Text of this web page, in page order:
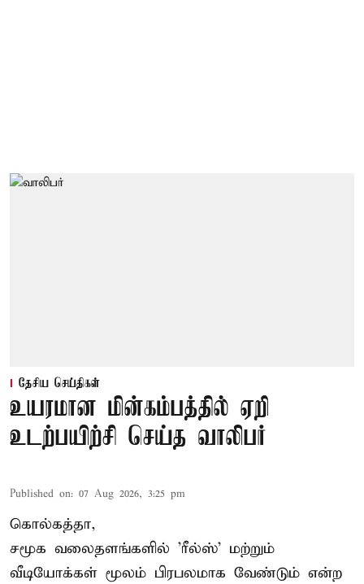
தேசிய செய்திகள்
உயரமான மின்கம்பத்தில் ஏறி
உடற்பயிற்சி செய்த வாலிபர்
Published on: 07 Aug 2026, 3:25 pm
கொல்கத்தா,
சமூக வலைதளங்களில் 'ரீல்ஸ்' மற்றும்
வீடியோக்கள் மூலம் பிரபலமாக வேண்டும் என்ற